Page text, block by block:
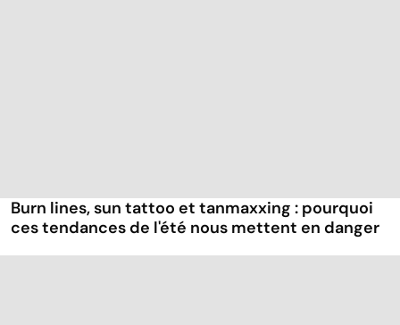
Burn lines, sun tattoo et tanmaxxing : pourquoi
ces tendances de l'été nous mettent en danger